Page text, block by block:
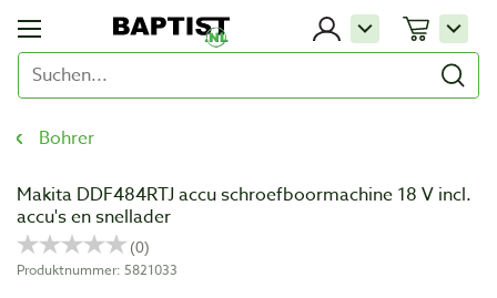
Bohrer
Makita DDF484RTJ accu schroefboormachine 18 V incl.
accu's en snellader
Produktnummer: 5821033